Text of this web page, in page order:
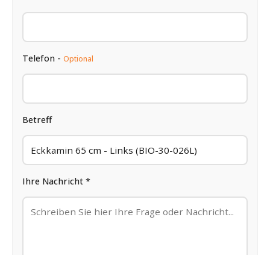
Telefon - Optional
Betreff
Ihre Nachricht *